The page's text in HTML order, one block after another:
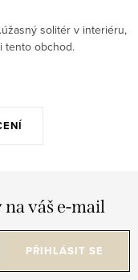
solitér v interiéru,
tento obchod.
váš e-mail
PŘIHLÁSIT SE